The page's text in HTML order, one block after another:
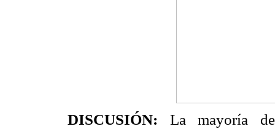
DISCUSIÓN: La mayoría